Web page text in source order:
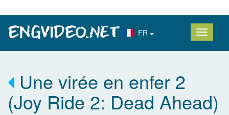
FR
Une virée en enfer 2
(Joy Ride 2: Dead Ahead)